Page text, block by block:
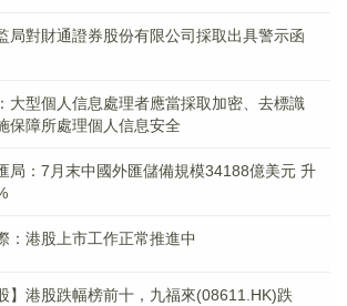
局對財通證券股份有限公司採取出具警示函
大型個人信息處理者應當採取加密、去標識
保障所處理個人信息安全
局：7月末中國外匯儲備規模34188億美元 升
：港股上市工作正常推進中
】港股跌幅榜前十，九福來(08611.HK)跌